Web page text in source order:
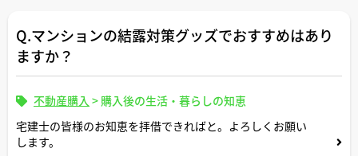
Q.マンションの結露対策グッズでおすすめはあり
ますか？
不動産購入 > 購入後の生活・暮らしの知恵
宅建士の皆様のお知恵を拝借できればと。よろしくお願い
します。